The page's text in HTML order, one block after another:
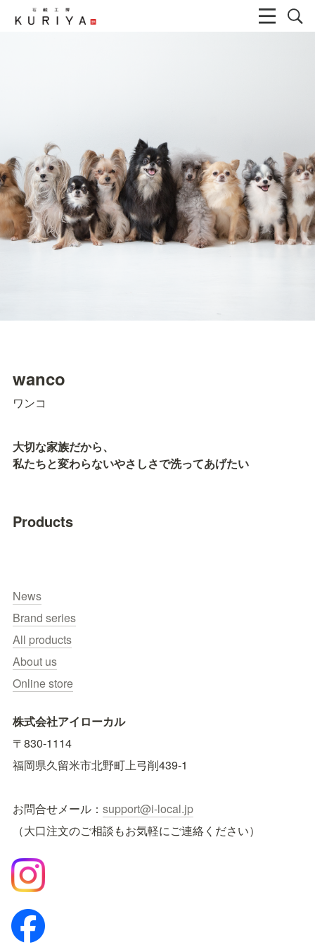
wanco
ワンコ
大切な家族だから、
私たちと変わらないやさしさで洗ってあげたい
Products
News
Brand series
All products
About us
Online store
株式会社アイローカル
〒830-1114
福岡県久留米市北野町上弓削439-1
お問合せメール： support@i-local.jp
（大口注文のご相談もお気軽にご連絡ください）